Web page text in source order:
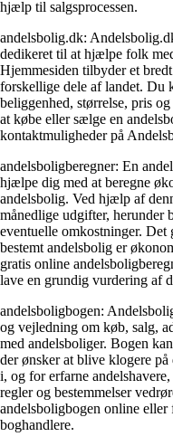
hjælp til salgsprocessen.
andelsbolig.dk:
dedikeret til at hjælpe folk
Hjemmesiden tilbyder et
forskellige dele af landet. Du
beliggenhed, størrelse, pris
at købe eller sælge en
kontaktmuligheder på
andelsboligberegner: En
hjælpe dig med at beregne
andelsbolig. Ved hjælp af
månedlige udgifter, herunder
eventuelle omkostninger. Det
bestemt andelsbolig er
gratis online
lave en grundig vurdering af
andelsboligbogen:
og vejledning om køb, salg,
med andelsboliger. Bogen
der ønsker at blive klogere
i, og for erfarne
regler og bestemmelser
andelsboligbogen online
boghandlere.